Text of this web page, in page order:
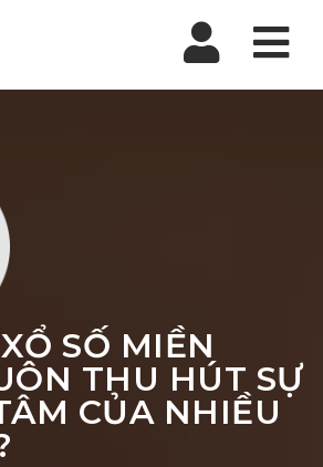
SỐ MIỀN
THU HÚT SỰ
CỦA NHIỀU